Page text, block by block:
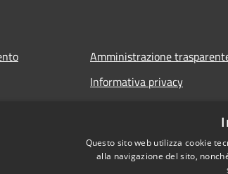
Amministrazione
Informativa privacy
Dichiarazione di accessibilità
Questo sito web utilizza cookie
alla navigazione del sito,